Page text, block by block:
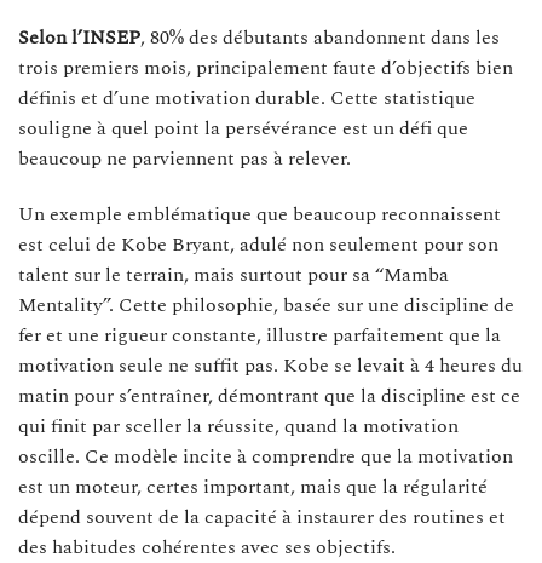
Selon l’INSEP, 80% des débutants abandonnent dans les
trois premiers mois, principalement faute d’objectifs bien
définis et d’une motivation durable. Cette statistique
souligne à quel point la persévérance est un défi que
beaucoup ne parviennent pas à relever.
Un exemple emblématique que beaucoup reconnaissent
est celui de Kobe Bryant, adulé non seulement pour son
talent sur le terrain, mais surtout pour sa “Mamba
Mentality”. Cette philosophie, basée sur une discipline de
fer et une rigueur constante, illustre parfaitement que la
motivation seule ne suffit pas. Kobe se levait à 4 heures du
matin pour s’entraîner, démontrant que la discipline est ce
qui finit par sceller la réussite, quand la motivation
oscille. Ce modèle incite à comprendre que la motivation
est un moteur, certes important, mais que la régularité
dépend souvent de la capacité à instaurer des routines et
des habitudes cohérentes avec ses objectifs.